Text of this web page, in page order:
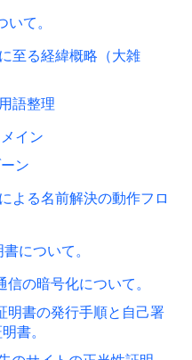
いて。
至る経緯概略（大雑
語整理
メイン
ン
よる名前解決の動作フロ
について。
信の暗号化について。
明書の発行手順と自己署
書。